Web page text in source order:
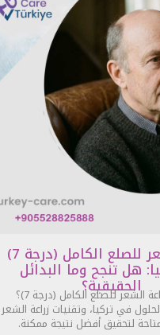
زراعة الشعر للصلع الكامل (درجة 7)
هل تنجح وما البدائل
الحقيقية؟ هل تنجح زراعة الشعر للصلع الكامل (درجة 7)؟
في تركيا، وتقنيات زراعة الشعر
لتحقيق أفضل نتيجة ممكنة.